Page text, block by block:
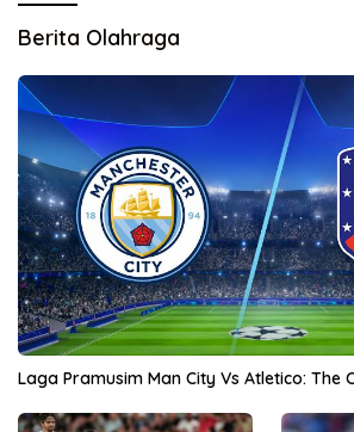
Berita Olahraga
Laga Pramusim Man City Vs Atletico: The